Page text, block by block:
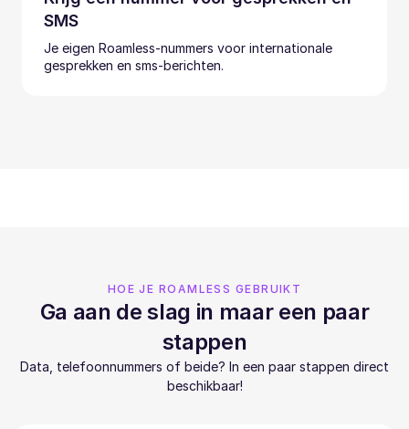
SMS
Je eigen Roamless-nummers voor internationale
gesprekken en sms-berichten.
HOE JE ROAMLESS GEBRUIKT
Ga aan de slag in maar een paar
stappen
Data, telefoonnummers of beide? In een paar stappen direct
beschikbaar!